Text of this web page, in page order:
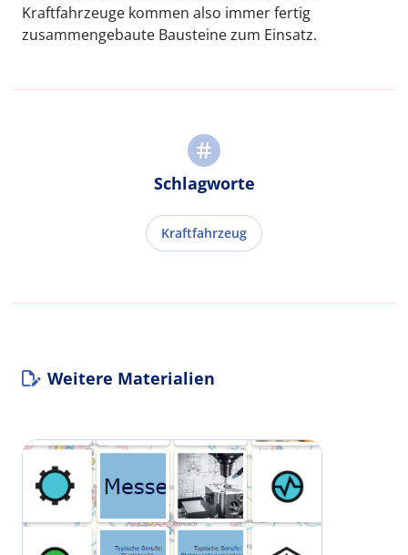
Kraftfahrzeuge kommen also immer fertig
zusammengebaute Bausteine zum Einsatz.
Schlagworte
Kraftfahrzeug
Weitere Materialien